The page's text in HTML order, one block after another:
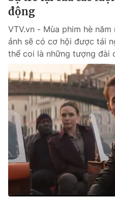
động
VTV.vn - Mùa phim hè
ảnh sẽ có cơ hội được tái
thể coi là những tượng đài